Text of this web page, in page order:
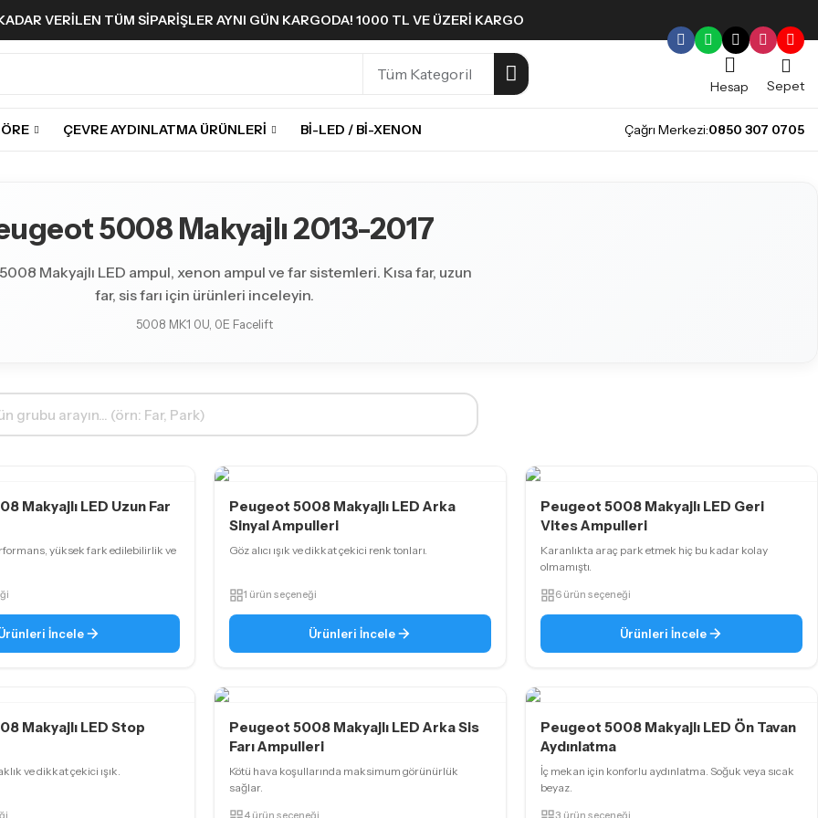
VERILEN TÜM SIPARIŞLER AYNI GÜN KARGODA! 1000 TL VE ÜZERI KARGO
Hesap
Sepet
ÇEVRE AYDINLATMA ÜRÜNLERI BI-LED / BI-XENON Çağrı Merkezi:0850 307 0705
5008 Makyajlı 2013-2017
Makyajlı LED ampul, xenon ampul ve far sistemleri. Kısa far, uzun
far, sis farı için ürünleri inceleyin.
5008 MK1 0U, 0E Facelift
Makyajlı LED Uzun Far
yüksek fark edilebilirlik ve
İncele
Peugeot 5008 Makyajlı LED Arka
Sinyal Ampulleri
Göz alıcı ışık ve dikkat çekici renk tonları.
1 ürün seçeneği
Ürünleri İncele
Peugeot 5008 Makyajlı LED Geri
Vites Ampulleri
Karanlıkta araç park etmek hiç bu kadar kolay
olmamıştı.
6 ürün seçeneği
Ürünleri İncele
Makyajlı LED Stop
ve dikkat çekici ışık.
Peugeot 5008 Makyajlı LED Arka Sis
Farı Ampulleri
Kötü hava koşullarında maksimum görünürlük
sağlar.
4 ürün seçeneği
Peugeot 5008 Makyajlı LED Ön Tavan
Aydınlatma
İç mekan için konforlu aydınlatma. Soğuk veya sıcak
beyaz.
3 ürün seçeneği